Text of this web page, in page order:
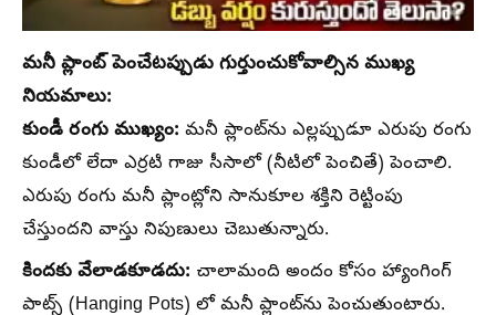
మనీ ప్లాంట్ పెంచేటప్పుడు గుర్తుంచుకోవాల్సిన ముఖ్య
నియమాలు:
కుండీ రంగు ముఖ్యం: మనీ ప్లాంట్‌ను ఎల్లప్పుడూ ఎరుపు రంగు
కుండీలో లేదా ఎర్రటి గాజు సీసాలో (నీటిలో పెంచితే) పెంచాలి.
ఎరుపు రంగు మనీ ప్లాంట్లోని సానుకూల శక్తిని రెట్టింపు
చేస్తుందని వాస్తు నిపుణులు చెబుతున్నారు.
కిందకు వేలాడకూడదు: చాలామంది అందం కోసం హ్యాంగింగ్
పాట్స్ (Hanging Pots) లో మనీ ప్లాంట్‌ను పెంచుతుంటారు.